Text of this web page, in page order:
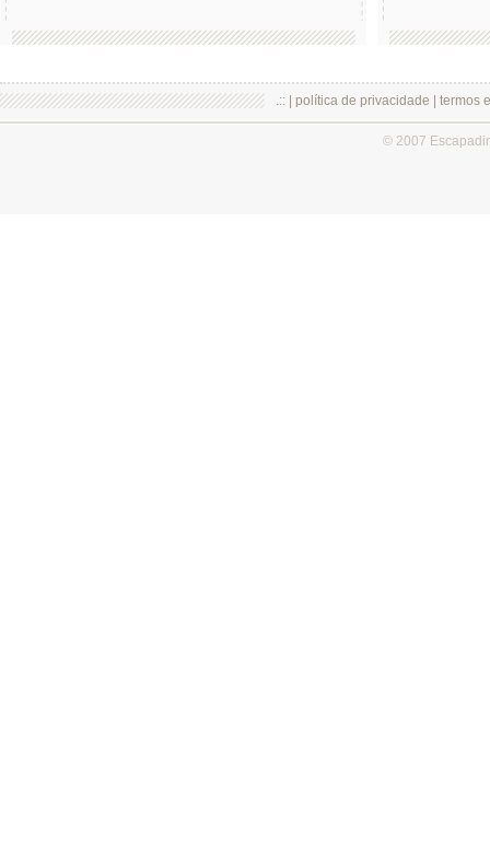
.:: | política de privacidade termos
© 2007